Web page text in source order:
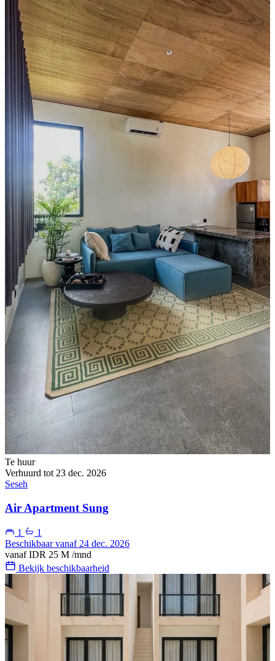
Te huur
Verhuurd tot 23 dec. 2026
Seseh
Air Apartment Sung
1
1
Beschikbaar vanaf 24 dec. 2026
vanaf IDR 25 M /mnd
Bekijk beschikbaarheid